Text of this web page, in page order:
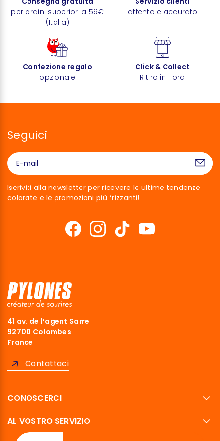
per ordini superiori a 59€
(Italia)
attento e accurato
Confezione regalo
opzionale
Click & Collect
Ritiro in 1 ora
Seguici
Iscriviti alla newsletter per ricevere le ultime tendenze
colorate e le promozioni più frizzanti!
41 av. de l’agent Sarre
92700 Colombes
France
Contattaci
CONOSCERCI
AL VOSTRO SERVIZIO